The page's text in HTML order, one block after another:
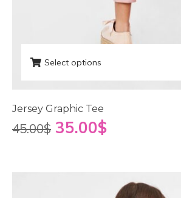
Select options
Jersey Graphic Tee
45.00$ 35.00$